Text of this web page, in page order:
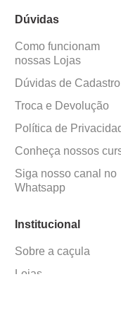
Dúvidas
Como funcionam
nossas Lojas
Dúvidas de Cadastro
Troca e Devolução
Política de
Conheça nossos
Siga nosso canal no
Whatsapp
Institucional
Sobre a caçula
Lojas